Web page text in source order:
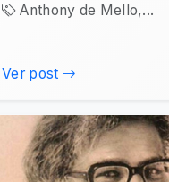
Anthony de Mello,...
Ver post